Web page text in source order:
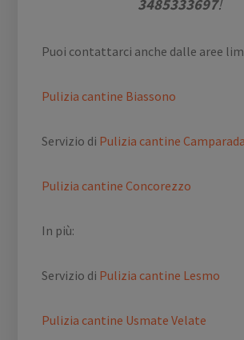
3485333697!
Puoi contattarci anche dalle aree
Pulizia cantine Biassono
Servizio di Pulizia cantine Camparada
Pulizia cantine Concorezzo
In più:
Servizio di Pulizia cantine Lesmo
Pulizia cantine Usmate Velate